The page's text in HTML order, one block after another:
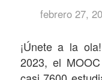
febrero 27,
¡Únete a la
2023, el